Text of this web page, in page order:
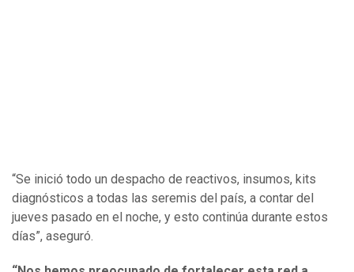
“Se inició todo un despacho de reactivos, insumos, kits
diagnósticos a todas las seremis del país, a contar del
jueves pasado en el noche, y esto continúa durante estos
días”, aseguró.